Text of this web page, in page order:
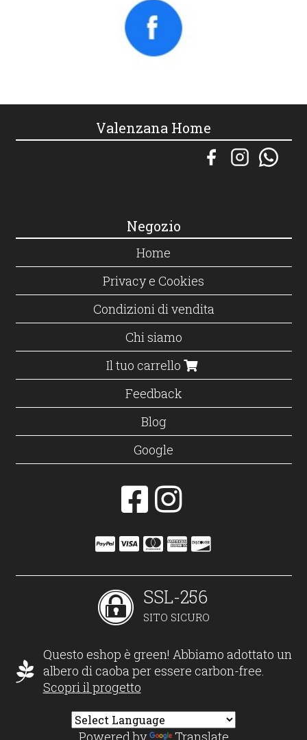
Valenzana Home
Negozio
Home
Privacy e Cookies
Condizioni di vendita
Chi siamo
Il tuo carrello
Feedback
Blog
Google
SSL-256
SITO SICURO
Questo eshop è green! Abbiamo adottato un
albero di caoba per essere carbon-free.
Scopri il progetto
Powered by Translate